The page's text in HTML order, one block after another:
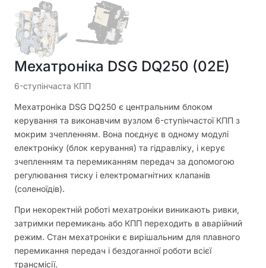
Мехатроніка DSG DQ250 (02E)
6-ступінчаста КПП
Мехатроніка DSG DQ250 є центральним блоком
керування та виконавчим вузлом 6-ступінчастої КПП з
мокрим зчепленням. Вона поєднує в одному модулі
електроніку (блок керування) та гідравліку, і керує
зчепленням та перемиканням передач за допомогою
регулювання тиску і електромагнітних клапанів
(соленоїдів).
При некоректній роботі мехатроніки виникають ривки,
затримки перемикань або КПП переходить в аварійний
режим. Стан мехатроніки є вирішальним для плавного
перемикання передач і бездоганної роботи всієї
трансмісії.